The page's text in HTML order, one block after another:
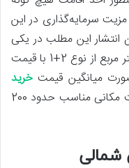
سرمایه‌گذاری در این
انتشار این مطلب در یکی
از محلات شهر گیرنه ملکی با متراژ 70 متر مربع از نوع 2+1 با قیمت
خرید
با متراژ متوسط و موقعیت مکانی مناسب حدود 200
شمالی